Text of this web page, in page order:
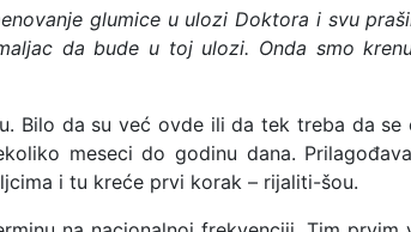
glumice u ulozi Doktora i svu
da bude u toj ulozi. Onda smo
Bilo da su već ovde ili da tek treba da
meseci do godinu dana.
i tu kreće prvi korak – rijaliti-šou.